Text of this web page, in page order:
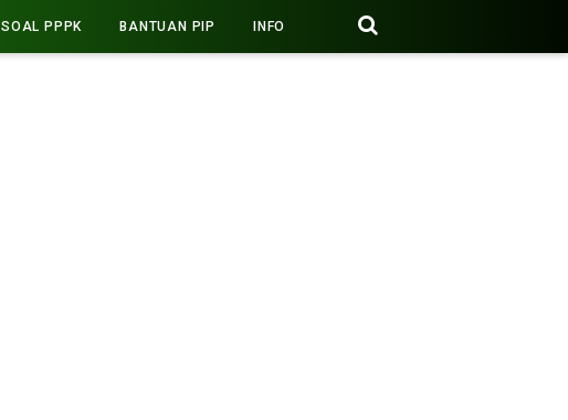
SOAL PPPK BANTUAN PIP INFO